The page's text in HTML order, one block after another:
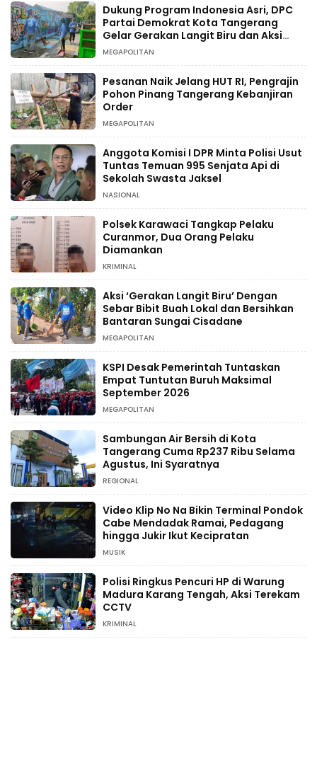
Dukung Program Indonesia Asri, DPC
Partai Demokrat Kota Tangerang
Gelar Gerakan Langit Biru dan Aksi
Tanam Pohon
MEGAPOLITAN
Pesanan Naik Jelang HUT RI, Pengrajin
Pohon Pinang Tangerang Kebanjiran
Order
MEGAPOLITAN
Anggota Komisi I DPR Minta Polisi Usut
Tuntas Temuan 995 Senjata Api di
Sekolah Swasta Jaksel
NASIONAL
Polsek Karawaci Tangkap Pelaku
Curanmor, Dua Orang Pelaku
Diamankan
KRIMINAL
Aksi ‘Gerakan Langit Biru’ Dengan
Sebar Bibit Buah Lokal dan Bersihkan
Bantaran Sungai Cisadane
MEGAPOLITAN
KSPI Desak Pemerintah Tuntaskan
Empat Tuntutan Buruh Maksimal
September 2026
MEGAPOLITAN
Sambungan Air Bersih di Kota
Tangerang Cuma Rp237 Ribu Selama
Agustus, Ini Syaratnya
REGIONAL
Video Klip No Na Bikin Terminal Pondok
Cabe Mendadak Ramai, Pedagang
hingga Jukir Ikut Kecipratan
MUSIK
Polisi Ringkus Pencuri HP di Warung
Madura Karang Tengah, Aksi Terekam
CCTV
KRIMINAL